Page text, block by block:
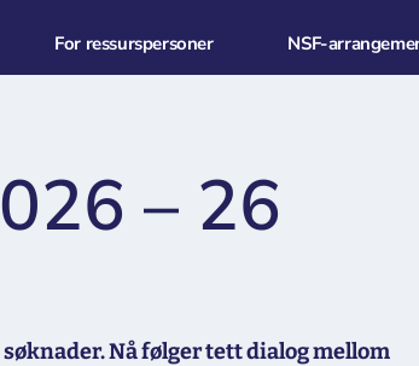
For ressurspersoner NSF-
– 26
Nå følger tett dialog mellom